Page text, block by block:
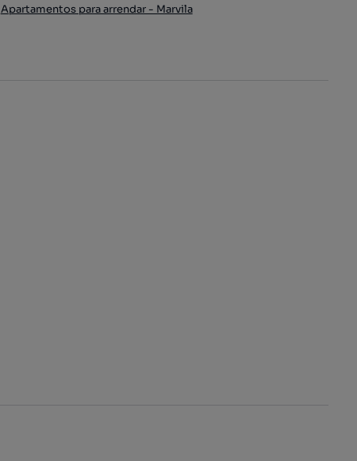
Apartamentos para arrendar - Marvila